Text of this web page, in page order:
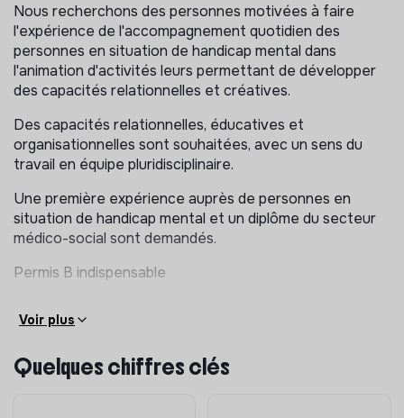
rôle central dans le quotidien des personnes accueillies
en Foyer de Vie, en leurs proposant des ateliers
adaptés à leurs besoins, leurs rythmes et à leurs
autonomies, selon leurs handicaps.
Il a pour mission, notamment
La gestion du planning des activités
La gestion de l’équipe du pôle activités de jour
La mise en lien avec les différents partenaires et
bénévoles intervenants pour les activités
L’animation d’ateliers(ex : bougies, mosaïques, sport,
en situation de handicap mental
D’intervenir en soutien en foyer de vie (1 lundi
sur des temps de midis)
Nous recherchons des personnes motivées à faire
l'expérience de l'accompagnement quotidien des
personnes en situation de handicap mental dans
l'animation d'activités leurs permettant de développer
des capacités relationnelles et créatives.
Des capacités relationnelles, éducatives et
organisationnelles sont souhaitées, avec un sens du
travail en équipe pluridisciplinaire.
Une première expérience auprès de personnes en
situation de handicap mental et un diplôme du secteur
médico-social sont demandés.
Permis B indispensable
Voir plus
Quelques chiffres clés